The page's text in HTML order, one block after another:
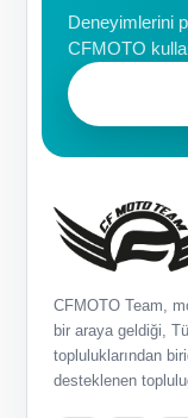
Deneyimlerini
CFMOTO
CFMOTO Team,
bir araya geldiği,
topluluklarından
desteklenen